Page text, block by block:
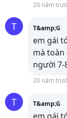
20 năm
T T&amp;G
em gái
mà toàn
người 7-
20 năm
T T&amp;G